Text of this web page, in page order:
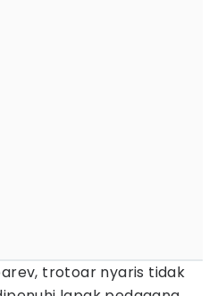
trotoar nyaris tidak